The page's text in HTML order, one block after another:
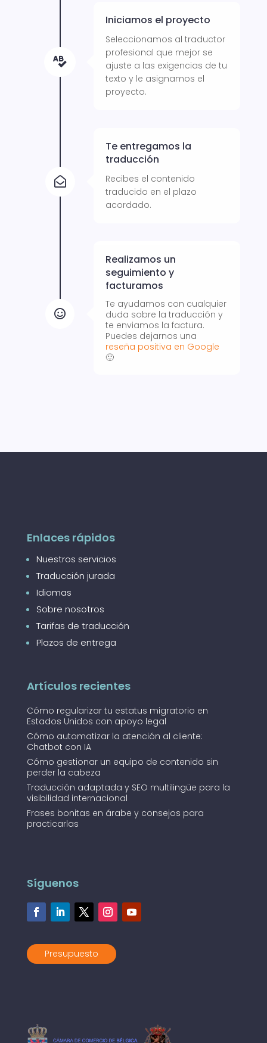

Iniciamos el proyecto
Seleccionamos al traductor
profesional que mejor se
ajuste a las exigencias de tu
texto y le asignamos el
proyecto.

Te entregamos la
traducción
Recibes el contenido
traducido en el plazo
acordado.

Realizamos un
seguimiento y
facturamos
Te ayudamos con cualquier
duda sobre la traducción y
te enviamos la factura.
Puedes dejarnos una
reseña positiva en Google
🙂
Enlaces rápidos
Nuestros servicios
Traducción jurada
Idiomas
Sobre nosotros
Tarifas de traducción
Plazos de entrega
Artículos recientes
Cómo regularizar tu estatus migratorio en
Estados Unidos con apoyo legal
Cómo automatizar la atención al cliente:
Chatbot con IA
Cómo gestionar un equipo de contenido sin
perder la cabeza
Traducción adaptada y SEO multilingüe para la
visibilidad internacional
Frases bonitas en árabe y consejos para
practicarlas
Síguenos
Presupuesto